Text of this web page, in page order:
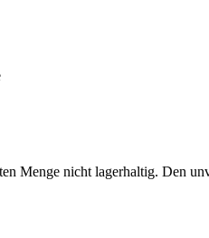
Menge nicht lagerhaltig. Den